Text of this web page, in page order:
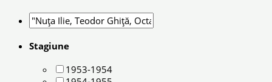
Stagiune
1953-1954